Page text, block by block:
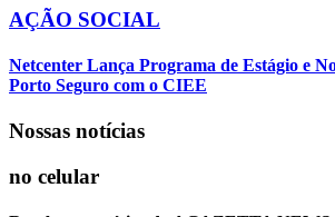
AÇÃO SOCIAL
Netcenter Lança Programa de Estágio e
Porto Seguro com o CIEE
Nossas notícias
no celular